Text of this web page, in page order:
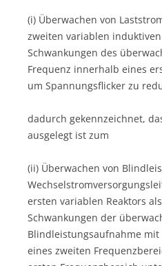
(i) Überwachen von
zweiten variablen
Schwankungen des
Frequenz innerhalb eines
um Spannungsflicker zu
dadurch gekennzeichnet,
ausgelegt ist zum
(ii) Überwachen von
ersten variablen Reaktors
Schwankungen der
Blindleistungsaufnahme
eines zweiten